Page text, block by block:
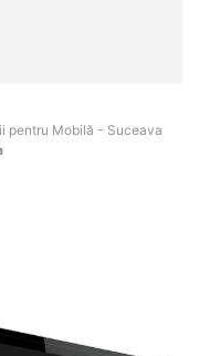
pentru Mobilă - Suceava